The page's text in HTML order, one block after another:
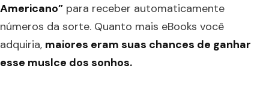
Americano” para receber automaticamente
números da sorte. Quanto mais eBooks você
adquiria, maiores eram suas chances de ganhar
esse muslce dos sonhos.